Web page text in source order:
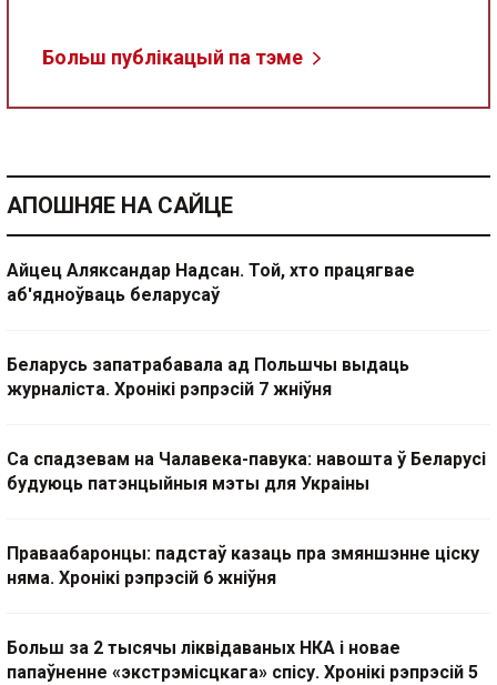
Больш публікацый па тэме
АПОШНЯЕ НА САЙЦЕ
Айцец Аляксандар Надсан. Той, хто працягвае
аб'ядноўваць беларусаў
Беларусь запатрабавала ад Польшчы выдаць
журналіста. Хронікі рэпрэсій 7 жніўня
Са спадзевам на Чалавека-павука: навошта ў Беларусі
будуюць патэнцыйныя мэты для Украіны
Праваабаронцы: падстаў казаць пра змяншэнне ціску
няма. Хронікі рэпрэсій 6 жніўня
Больш за 2 тысячы ліквідаваных НКА і новае
папаўненне «экстрэмісцкага» спісу. Хронікі рэпрэсій 5